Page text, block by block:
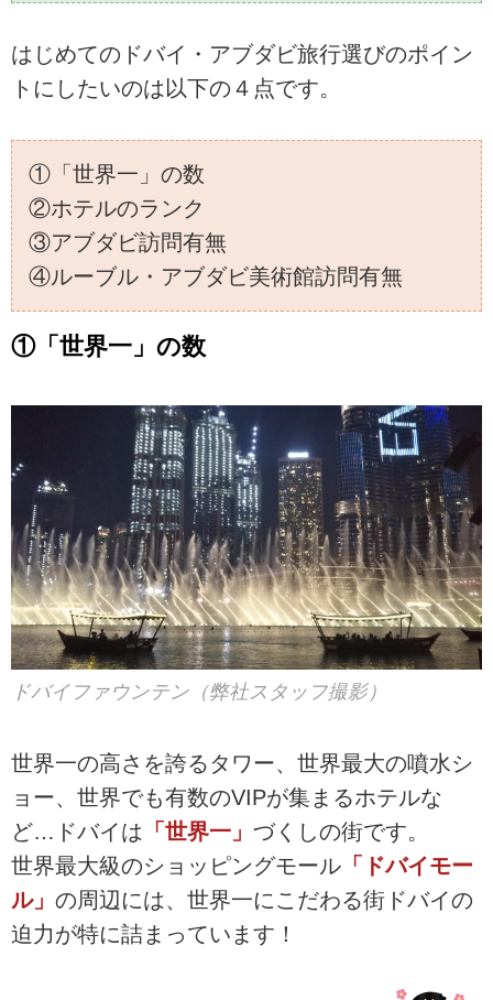
はじめてのドバイ・アブダビ旅行選びのポイン
トにしたいのは以下の４点です。
①「世界一」の数
②ホテルのランク
③アブダビ訪問有無
④ルーブル・アブダビ美術館訪問有無
①「世界一」の数
ドバイファウンテン（弊社スタッフ撮影）
世界一の高さを誇るタワー、世界最大の噴水シ
ョー、世界でも有数のVIPが集まるホテルな
ど…ドバイは 「世界一」 づくしの街です。
世界最大級のショッピングモール 「ドバイモー
ル」 の周辺には、世界一にこだわる街ドバイの
迫力が特に詰まっています！